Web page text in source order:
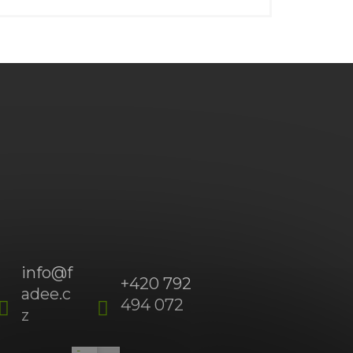
info@f
adee.c
z
+420 792
494 072
(Po-